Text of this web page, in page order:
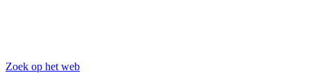
Zoek op het web